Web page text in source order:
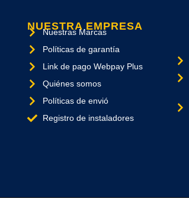
NUESTRA EMPRESA
Nuestras Marcas
Políticas de garantía
Link de pago Webpay Plus
Quiénes somos
Políticas de envió
Registro de instaladores